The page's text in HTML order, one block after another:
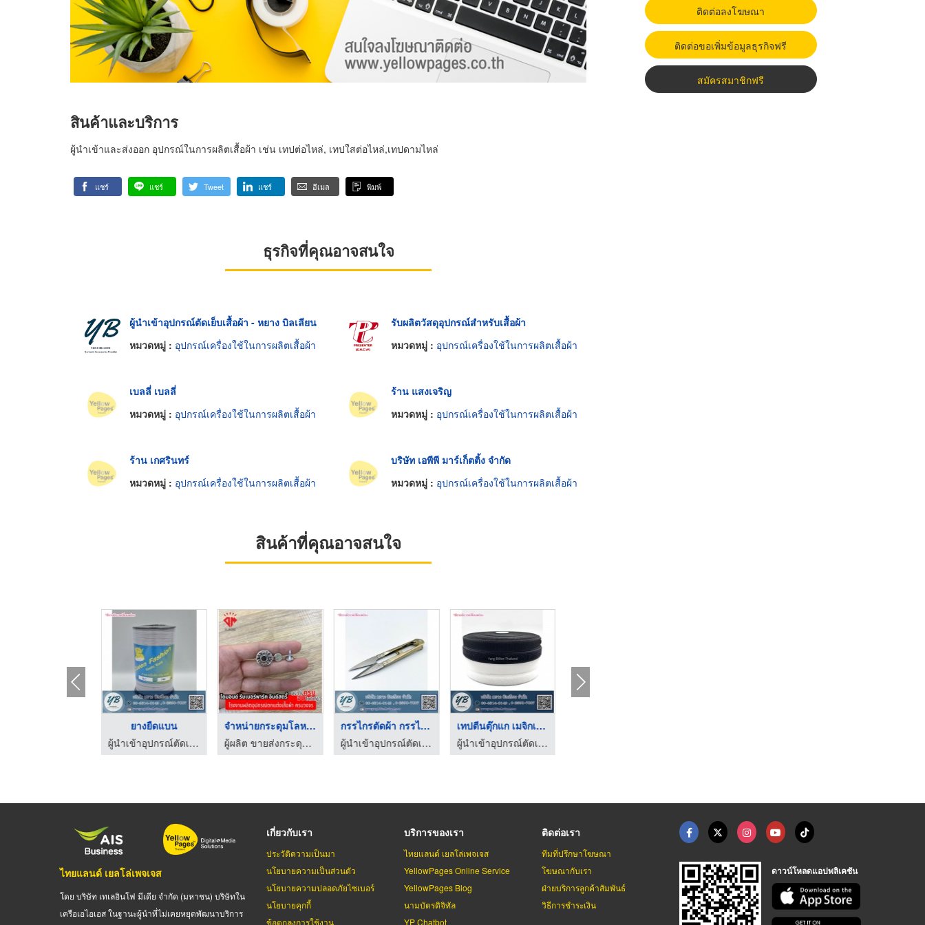
สินค้าและบริการ
ผู้นำเข้าและส่งออก อุปกรณ์ในการผลิตเสื้อผ้า เช่น เทปต่อไหล่, เทปใสต่อไหล่,เทปดามไหล่
แชร์ แชร์ Tweet แชร์ อีเมล พิมพ์
ธุรกิจที่คุณอาจสนใจ
ผู้นำเข้าอุปกรณ์ตัดเย็บเสื้อผ้า - หยาง บิลเลียน
หมวดหมู่ : อุปกรณ์เครื่องใช้ในการผลิตเสื้อผ้า
รับผลิตวัสดุอุปกรณ์สำหรับเสื้อผ้า
หมวดหมู่ : อุปกรณ์เครื่องใช้ในการผลิตเสื้อผ้า
เบลลี่ เบลลี่
หมวดหมู่ : อุปกรณ์เครื่องใช้ในการผลิตเสื้อผ้า
ร้าน แสงเจริญ
หมวดหมู่ : อุปกรณ์เครื่องใช้ในการผลิตเสื้อผ้า
ร้าน เกศรินทร์
หมวดหมู่ : อุปกรณ์เครื่องใช้ในการผลิตเสื้อผ้า
บริษัท เอพีพี มาร์เก็ตติ้ง จำกัด
หมวดหมู่ : อุปกรณ์เครื่องใช้ในการผลิตเสื้อผ้า
สินค้าที่คุณอาจสนใจ
ยางยืดแบน
ผู้นำเข้าอุปกรณ์ตัดเย็บเสื้อผ้า - หยาง บิลเลียน
จำหน่ายกระดุมโลหะตอก
ผู้ผลิต ขายส่งกระดุมโลหะ กระดุมยีนส์ ไดมอนด์ รับเบอร์พาร์ท อินดัสตรี้
กรรไกรตัดผ้า กรรไกรก ...
ผู้นำเข้าอุปกรณ์ตัดเย็บเสื้อผ้า - หยาง บิลเลียน
เทปตีนตุ๊กแก เมจิกเท ...
ผู้นำเข้าอุปกรณ์ตัดเย็บเสื้อผ้า - หยาง บิลเลียน
ติดต่อลงโฆษณา
ติดต่อขอเพิ่มข้อมูลธุรกิจฟรี
สมัครสมาชิกฟรี
ไทยแลนด์ เยลโล่เพจเจส
โดย บริษัท เทเลอินโฟ มีเดีย จำกัด (มหาชน) บริษัทใน
เครือเอไอเอส ในฐานะผู้นำที่ไม่เคยหยุดพัฒนาบริการ
เกี่ยวกับเรา
ประวัติความเป็นมา
นโยบายความเป็นส่วนตัว
นโยบายความปลอดภัยไซเบอร์
นโยบายคุกกี้
ข้อตกลงการใช้งาน
บริการของเรา
ไทยแลนด์ เยลโล่เพจเจส
YellowPages Online Service
YellowPages Blog
นามบัตรดิจิทัล
YP Chatbot
ติดต่อเรา
ทีมที่ปรึกษาโฆษณา
โฆษณากับเรา
ฝ่ายบริการลูกค้าสัมพันธ์
วิธีการชำระเงิน
ดาวน์โหลดแอปพลิเคชัน